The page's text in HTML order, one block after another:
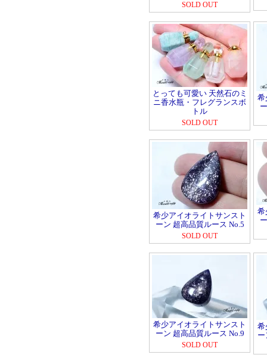
SOLD OUT
とっても可愛い 天然石のミ
ニ香水瓶・フレグランスボ
トル
SOLD OUT
希
希少アイオライトサンスト
ーン 超高品質ルース No.5
SOLD OUT
希
希少アイオライトサンスト
ーン 超高品質ルース No.9
SOLD OUT
希
ー